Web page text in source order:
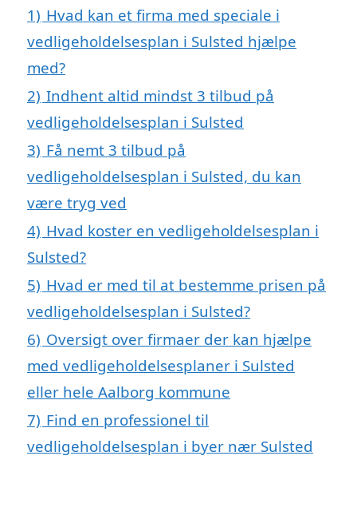
1) Hvad kan et firma med speciale i
vedligeholdelsesplan i Sulsted hjælpe
med?
2) Indhent altid mindst 3 tilbud på
vedligeholdelsesplan i Sulsted
3) Få nemt 3 tilbud på
vedligeholdelsesplan i Sulsted, du kan
være tryg ved
4) Hvad koster en vedligeholdelsesplan i
Sulsted?
5) Hvad er med til at bestemme prisen på
vedligeholdelsesplan i Sulsted?
6) Oversigt over firmaer der kan hjælpe
med vedligeholdelsesplaner i Sulsted
eller hele Aalborg kommune
7) Find en professionel til
vedligeholdelsesplan i byer nær Sulsted